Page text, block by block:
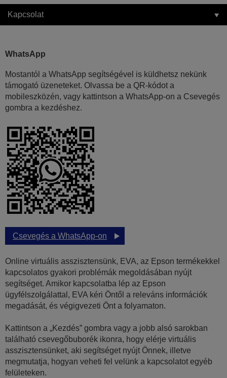
Kapcsolat
WhatsApp
Mostantól a WhatsApp segítségével is küldhetsz nekünk
támogató üzeneteket. Olvassa be a QR-kódot a
mobileszközén, vagy kattintson a WhatsApp-on a Csevegés
gombra a kezdéshez.
Csevegés a WhatsApp-on
Online virtuális asszisztensünk, EVA, az Epson termékekkel
kapcsolatos gyakori problémák megoldásában nyújt
segítséget. Amikor kapcsolatba lép az Epson
ügyfélszolgálattal, EVA kéri Öntől a releváns információk
megadását, és végigvezeti Önt a folyamaton.
Kattintson a „Kezdés” gombra vagy a jobb alsó sarokban
található csevegőbuborék ikonra, hogy elérje virtuális
asszisztensünket, aki segítséget nyújt Önnek, illetve
megmutatja, hogyan veheti fel velünk a kapcsolatot egyéb
felületeken.